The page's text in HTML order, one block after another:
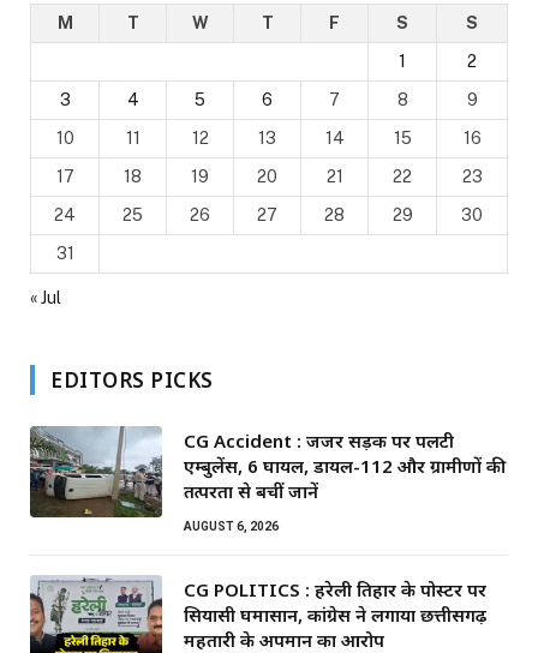
M T W T F S
S
1
2
3
4 5 6 7 8
9
10
11 12 13 14 15
16
17
18 19 20 21 22
23
24
25 26 27 28 29
30
31
« Jul
EDITORS PICKS
CG Accident : जर्जर सड़क पर पलटी
एम्बुलेंस, 6 घायल, डायल-112 और ग्रामीणों की
तत्परता से बचीं जानें
AUGUST 6, 2026
CG POLITICS : हरेली तिहार के पोस्टर पर
सियासी घमासान, कांग्रेस ने लगाया छत्तीसगढ़
महतारी के अपमान का आरोप